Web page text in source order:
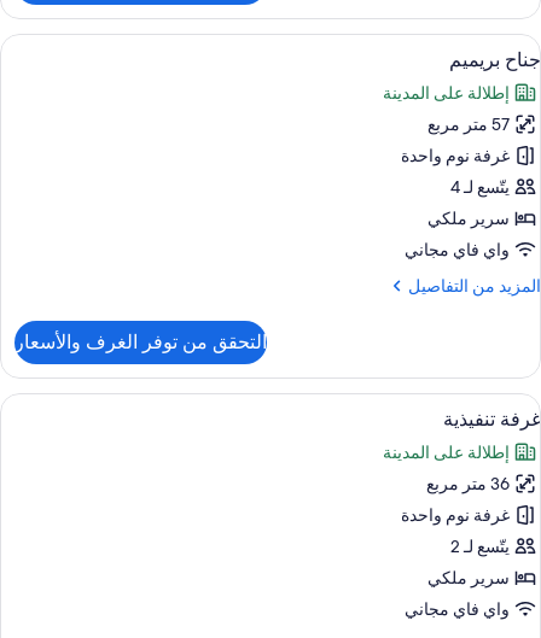
جناح
ملكي
استعراض
جميع
صور
جناح
بريميم
ميني بار وخزنة داخل الغرفة ومكتب
5
جناح بريميم
إطلالة على المدينة
57 متر مربع
غرفة نوم واحدة
يتّسع لـ 4
سرير ملكي
واي فاي مجاني
المزيد من التفاصيل
المزيد
جناح
بريميم
التحقق من توفر الغرف والأسعار
استعراض
جميع
صور
غرفة
تنفيذية
ميني بار وخزنة داخل الغرفة ومكتب
7
غرفة تنفيذية
إطلالة على المدينة
36 متر مربع
غرفة نوم واحدة
يتّسع لـ 2
سرير ملكي
واي فاي مجاني